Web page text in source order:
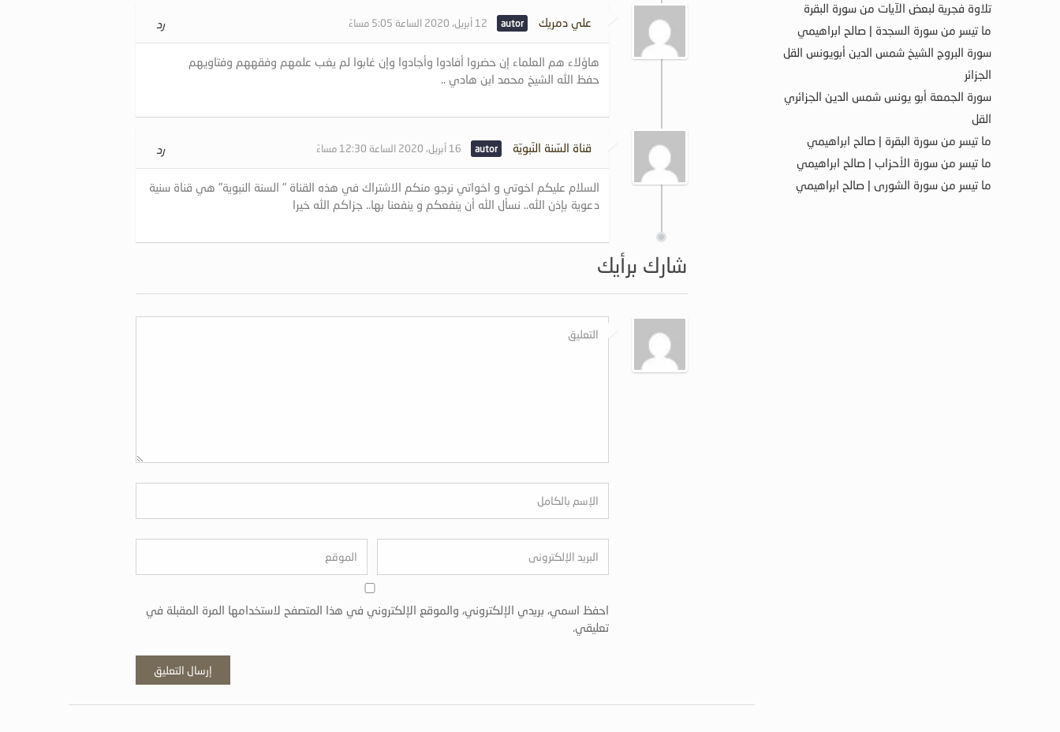
علي دمريك 12 أبريل، 2020 الساعة 5:05 مساءً رد
هاؤلاء هم العلماء إن حضروا أفادوا وأجادوا وإن غابوا لم يغب علمهم وفقههم وفتاويهم
حفظ الله الشيخ محمد ابن هادي ..
قناة السّنة النّبويّة 16 أبريل، 2020 الساعة 12:30 مساءً رد
السلام عليكم اخوتي و اخواتي نرجو منكم الاشتراك في هذه القناة " السنة النبوية" هي قناة سنية
دعوية بإذن الله.. نسأل الله أن ينفعكم و ينفعنا بها.. جزاكم الله خيرا
شارك برأيك
احفظ اسمي، بريدي الإلكتروني، والموقع الإلكتروني في هذا المتصفح لاستخدامها المرة المقبلة في
تعليقي.
تلاوة فجرية لبعض الآيات من سورة البقرة
ما تيسر من سورة السجدة | صالح ابراهيمي
سورة البروج الشيخ شمس الدين أبويونس القل
الجزائر
سورة الجمعة أبو يونس شمس الدين الجزائري
القل
ما تيسر من سورة البقرة | صالح ابراهيمي
ما تيسر من سورة الأحزاب | صالح ابراهيمي
ما تيسر من سورة الشورى | صالح ابراهيمي